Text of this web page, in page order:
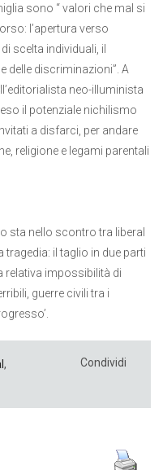
sono “ valori che mal si
l’apertura verso
scelta individuali, il
delle discriminazioni”. A
neo-illuminista
il potenziale nichilismo
a disfarci, per andare
religione e legami parentali
sta nello scontro tra liberal
tragedia: il taglio in due parti
relativa impossibilità di
guerre civili tra i
,
Condividi